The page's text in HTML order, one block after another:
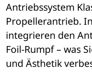
Antriebssystem
Propellerantrieb.
integrieren den
Foil-Rumpf – was
und Ästhetik